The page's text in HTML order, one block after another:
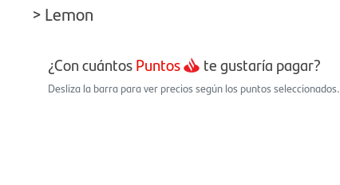
> Lemon
¿Con cuántosPuntos te gustaría pagar?
Desliza la barra para ver precios según los puntos seleccionados.